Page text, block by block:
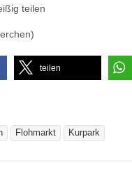
teilen
teilen
Flohmarkt Kurpark